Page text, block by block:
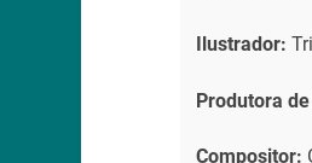
Ilustrador:
Produtora
Compositor: